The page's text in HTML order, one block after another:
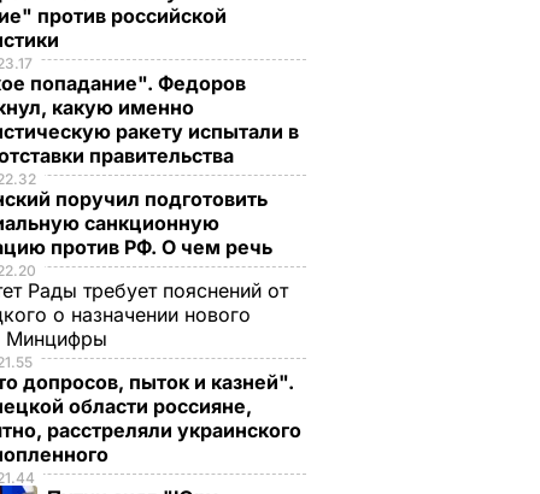
что
"Хрустящие
снаружи и нежные
внутри". Самые
вкусные жареные
против российской
попадание". Федоров
какую именно
ракету испытали в
правительства
поручил подготовить
санкционную
против РФ. О чем речь
Рады требует пояснений от
о назначении нового
Минцифры
допросов, пыток и казней".
области россияне,
расстреляли украинского